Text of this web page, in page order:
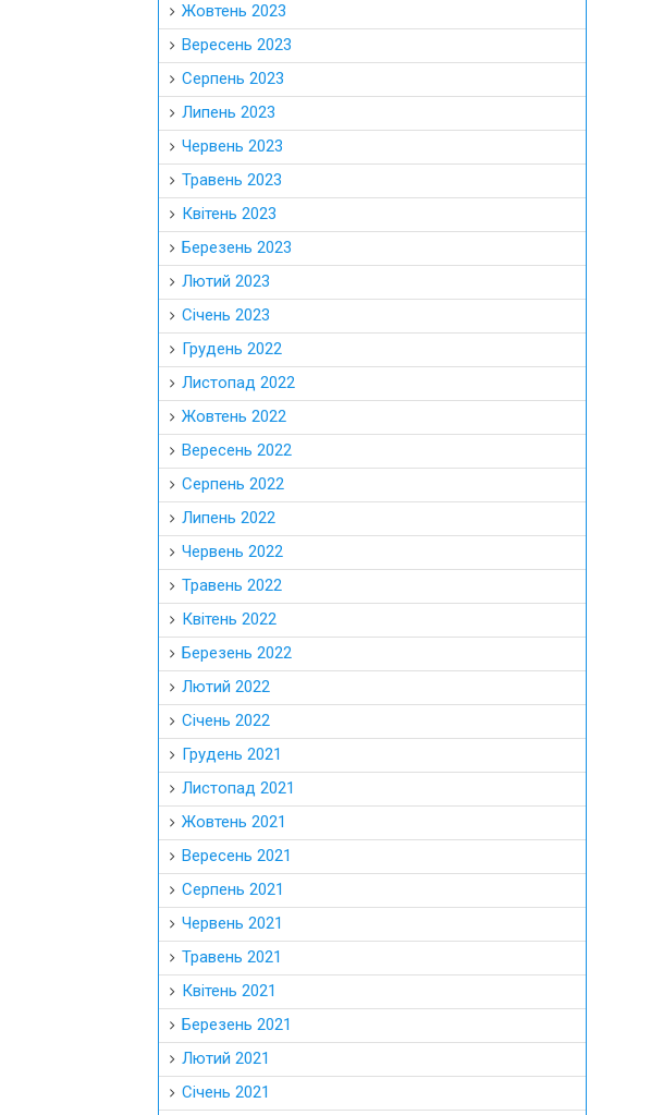
Жовтень 2023
Вересень 2023
Серпень 2023
Липень 2023
Червень 2023
Травень 2023
Квітень 2023
Березень 2023
Лютий 2023
Січень 2023
Грудень 2022
Листопад 2022
Жовтень 2022
Вересень 2022
Серпень 2022
Липень 2022
Червень 2022
Травень 2022
Квітень 2022
Березень 2022
Лютий 2022
Січень 2022
Грудень 2021
Листопад 2021
Жовтень 2021
Вересень 2021
Серпень 2021
Червень 2021
Травень 2021
Квітень 2021
Березень 2021
Лютий 2021
Січень 2021